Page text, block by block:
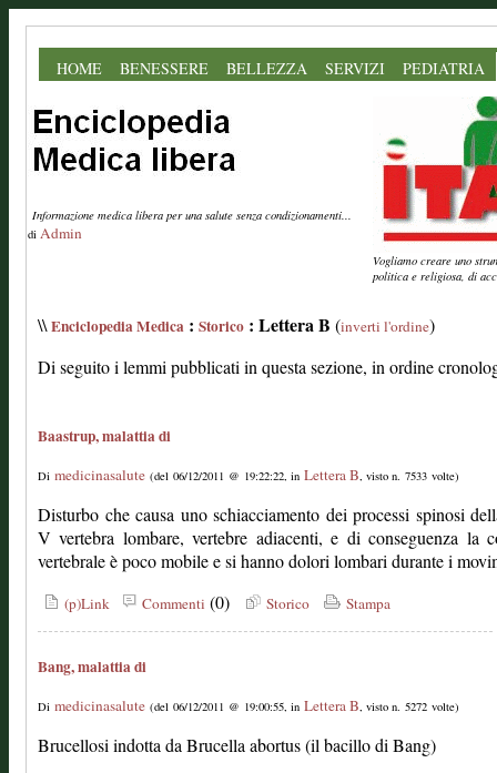
HOME BENESSERE BELLEZZA SERVIZI PEDIATRIA
Informazione medica libera per una salute senza condizionamenti...
di Admin
Vogliamo creare uno
politica e religiosa, di
\\Enciclopedia Medica : Storico : Lettera B (inverti l'ordine)
Di seguito i lemmi pubblicati in questa sezione, in ordine
Baastrup, malattia di
Di medicinasalute (del 06/12/2011 @ 19:22:22, in Lettera B, visto n. 7533 volte)
Disturbo che causa uno schiacciamento dei processi spinosi
V vertebra lombare, vertebre adiacenti, e di conseguenza la
vertebrale è poco mobile e si hanno dolori lombari durante i
(p)Link Commenti (0) Storico Stampa
Bang, malattia di
Di medicinasalute (del 06/12/2011 @ 19:00:55, in Lettera B, visto n. 5272 volte)
Brucellosi indotta da Brucella abortus (il bacillo di Bang)